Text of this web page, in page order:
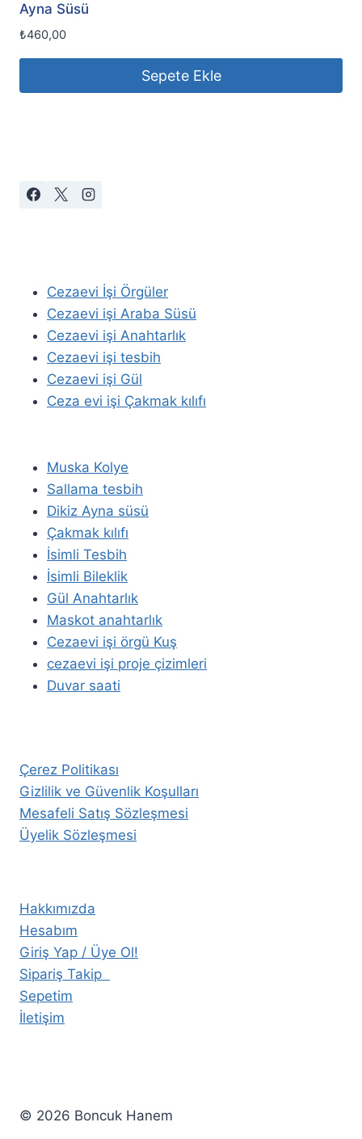
Ayna Süsü
₺460,00
Sepete Ekle
Cezaevi İşi Örgüler
Cezaevi işi Araba Süsü
Cezaevi işi Anahtarlık
Cezaevi işi tesbih
Cezaevi işi Gül
Ceza evi işi Çakmak kılıfı
Muska Kolye
Sallama tesbih
Dikiz Ayna süsü
Çakmak kılıfı
İsimli Tesbih
İsimli Bileklik
Gül Anahtarlık
Maskot anahtarlık
Cezaevi işi örgü Kuş
cezaevi işi proje çizimleri
Duvar saati
Çerez Politikası
Gizlilik ve Güvenlik Koşulları
Mesafeli Satış Sözleşmesi
Üyelik Sözleşmesi
Hakkımızda
Hesabım
Giriş Yap / Üye Ol!
Sipariş Takip
Sepetim
İletişim
© 2026 Boncuk Hanem